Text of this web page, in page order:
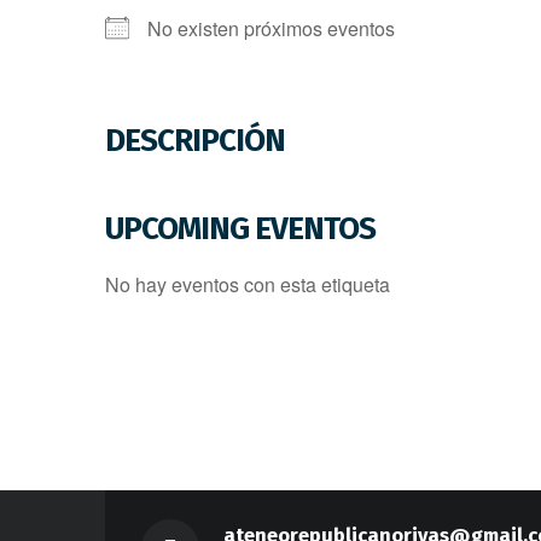
No existen próximos eventos
DESCRIPCIÓN
UPCOMING EVENTOS
No hay eventos con esta etiqueta